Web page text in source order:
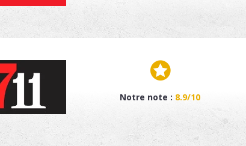
Notre note : 8.9/10